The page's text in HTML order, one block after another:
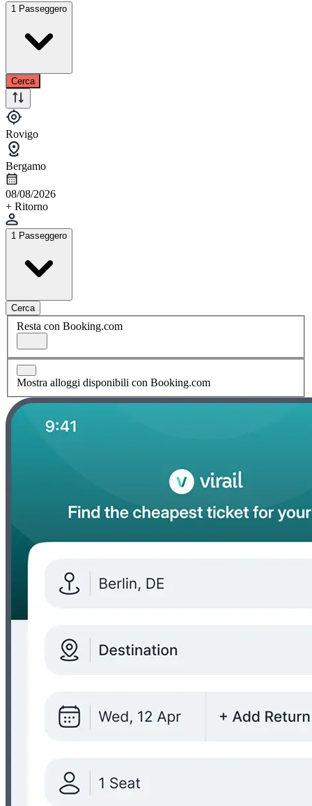
1 Passeggero
Cerca
Rovigo
Bergamo
08/08/2026
+ Ritorno
1 Passeggero
Cerca
Resta con Booking.com
Mostra alloggi disponibili con Booking.com